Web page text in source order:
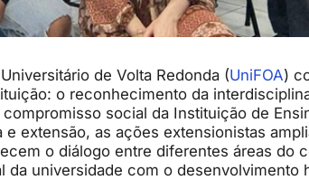
de Volta Redonda (UniFOA)
o reconhecimento da
social da Instituição de
extensão, as ações extensionistas
o diálogo entre diferentes áreas do
universidade com o desenvolvimento